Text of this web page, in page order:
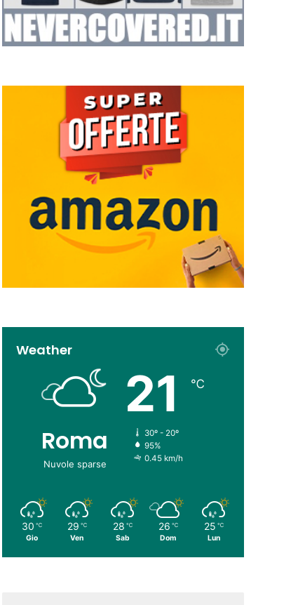
Weather
Roma
Nuvole sparse
21 ℃
30º - 20º
95%
0.45 km/h
30 ℃
Gio
29 ℃
Ven
28 ℃
Sab
26 ℃
Dom
25 ℃
Lun